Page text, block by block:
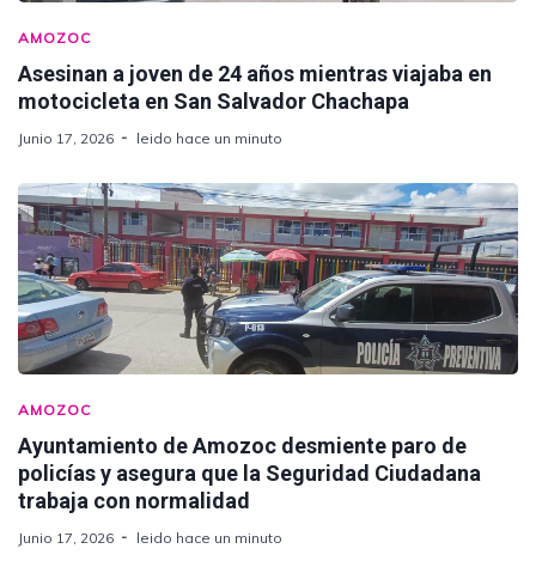
AMOZOC
Asesinan a joven de 24 años mientras viajaba en
motocicleta en San Salvador Chachapa
Junio 17, 2026 leido hace un minuto
AMOZOC
Ayuntamiento de Amozoc desmiente paro de
policías y asegura que la Seguridad Ciudadana
trabaja con normalidad
Junio 17, 2026 leido hace un minuto